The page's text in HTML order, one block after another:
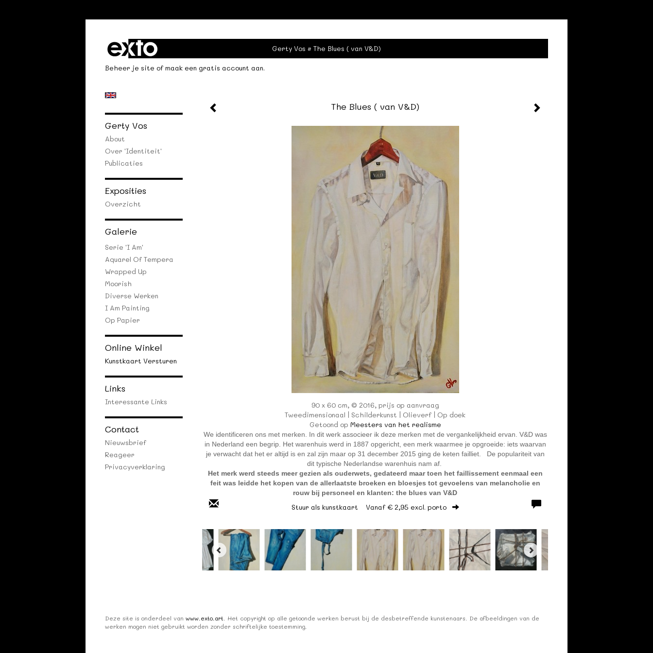
Gerty Vos The Blues ( van V&D)
Beheer je site of maak een gratis account aan.
The Blues ( van V&D)
90 x 60 cm, © 2016, prijs op aanvraag
Tweedimensionaal | Schilderkunst | Olieverf | Op doek
Getoond op Meesters van het realisme
We identificeren ons met merken. In dit werk associeer ik deze merken met de vergankelijkheid ervan. V&D was
in Nederland een begrip. Het warenhuis werd in 1887 opgericht, een merk waarmee je opgroeide: iets waarvan
je verwacht dat het er altijd is en zal zijn maar op 31 december 2015 ging de keten failliet.
De populariteit van
dit typische Nederlandse warenhuis nam af.
Het merk werd steeds meer gezien als ouderwets, gedateerd maar toen het faillissement eenmaal een
feit was leidde het kopen van de allerlaatste broeken en bloesjes tot gevoelens van melancholie en
rouw bij personeel en klanten: the blues van V&D
Stuur als kunstkaart Vanaf € 2,95 excl. porto
Gerty Vos
About
Over 'identiteit'
Publicaties
Exposities
Overzicht
Galerie
Serie 'I Am'
Aquarel Of Tempera
Wrapped Up
Moorish
Diverse Werken
I Am Painting
Op Papier
Online Winkel
Kunstkaart Versturen
Links
Interessante Links
Contact
Nieuwsbrief
Reageer
Privacyverklaring
Deze site is onderdeel van www.exto.art . Het copyright op alle getoonde werken berust bij de desbetreffende kunstenaars. De afbeeldingen van de
werken mogen niet gebruikt worden zonder schriftelijke toestemming.